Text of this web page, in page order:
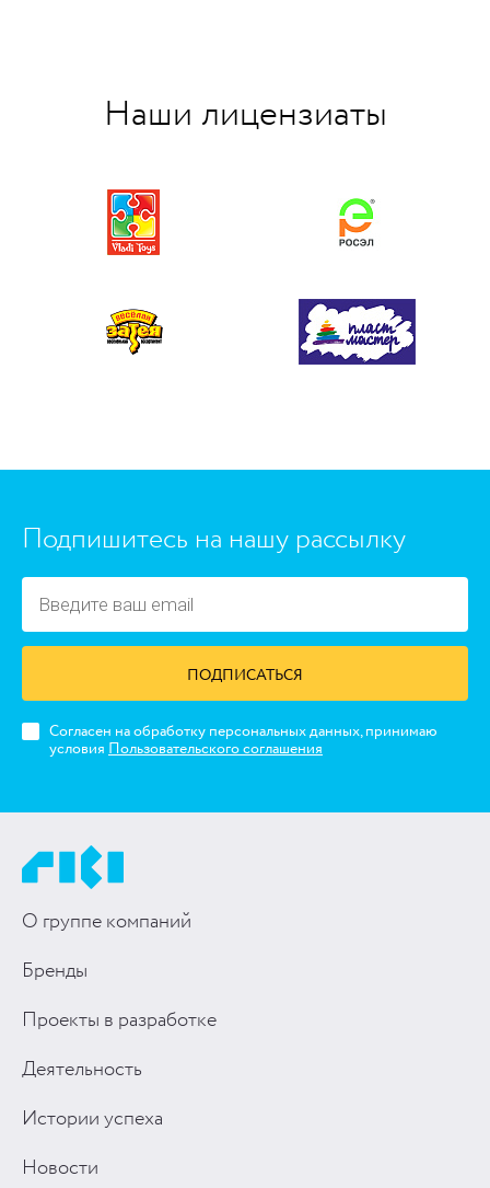
Наши лицензиаты
https://www.high-endrolex.com/45
Подпишитесь на нашу рассылку
ПОДПИСАТЬСЯ
Согласен на обработку персональных данных, принимаю
условия Пользовательского соглашения
О группе компаний
Бренды
Проекты в разработке
Деятельность
Истории успеха
Новости